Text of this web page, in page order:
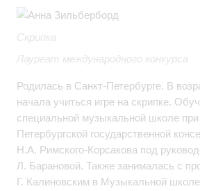
Скрипка
Лауреат международного конкурса
Родилась в Санкт-Петербурге. В
начала учиться игре на скрипке.
специальной музыкальной школе
Петербургской государственной
Н.А. Римского-Корсакова под
Л. Барановой. Также занималась с
Г. Калиновским в Музыкальной